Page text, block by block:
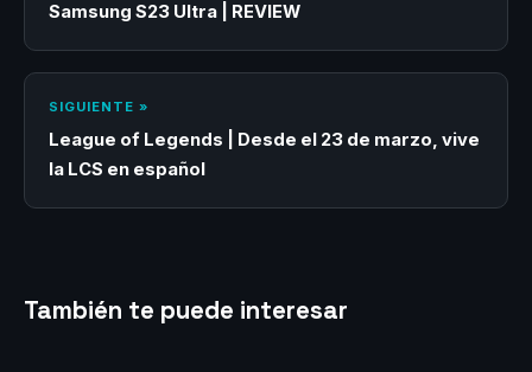
Samsung S23 Ultra | REVIEW
SIGUIENTE »
League of Legends | Desde el 23 de marzo, vive
la LCS en español
También te puede interesar